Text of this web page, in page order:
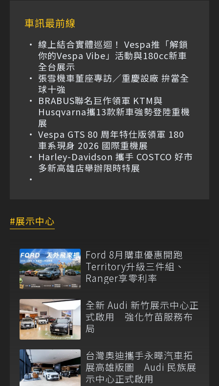
車訊最前線
線上結合實體巡迴！ Vespa推「解鎖
你的Vespa Vibe」活動與180cc新車
全台展示
張雪機車董座專訪／重慶設廠 拚當全
球十強
BRABUS聯名巨作領軍 KTM與
Husqvarna攜13款新車強勢登陸重機
展
Vespa GTS 80 周年特仕版領軍 180
車系現身 2026 國際重機展
Harley-Davidson 攜手 COSTCO 好市
多新高雄店舉辦限時特展
展示中心
Ford 8月購車優惠開跑
Territory升級三件組、
Ranger享零利率
全新 Audi 新竹展示中心正
式啟用 強化竹苗服務布
局
台灣奧迪攜手永曄汽車拓
展高雄版圖 Audi 民族展
示中心正式啟用